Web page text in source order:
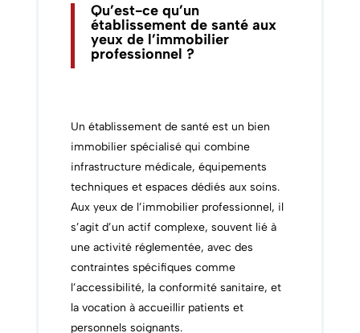
Qu’est-ce qu’un
établissement de santé aux
yeux de l’immobilier
professionnel ?
Un établissement de santé est un bien
immobilier spécialisé qui combine
infrastructure médicale, équipements
techniques et espaces dédiés aux soins.
Aux yeux de l’immobilier professionnel, il
s’agit d’un actif complexe, souvent lié à
une activité réglementée, avec des
contraintes spécifiques comme
l’accessibilité, la conformité sanitaire, et
la vocation à accueillir patients et
personnels soignants.